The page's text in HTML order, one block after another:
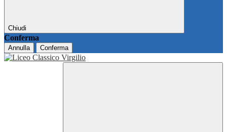
Chiudi
Conferma
Annulla Conferma